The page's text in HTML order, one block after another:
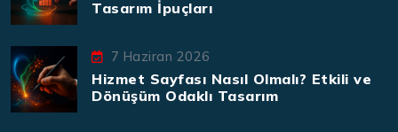
Tasarım İpuçları
7 Haziran 2026
Hizmet Sayfası Nasıl Olmalı? Etkili ve
Dönüşüm Odaklı Tasarım